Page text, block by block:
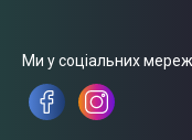
Ми у соціальних